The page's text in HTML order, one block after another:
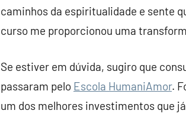
caminhos da espiritualidade e sente
curso me proporcionou uma
Se estiver em dúvida, sugiro que
passaram pelo Escola HumaniAmor.
um dos melhores investimentos que